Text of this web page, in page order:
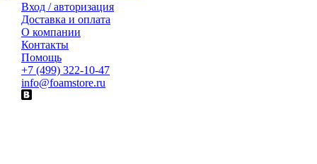
Вход / авторизация
Доставка и оплата
О компании
Контакты
Помощь
+7 (499) 322-10-47
info@foamstore.ru